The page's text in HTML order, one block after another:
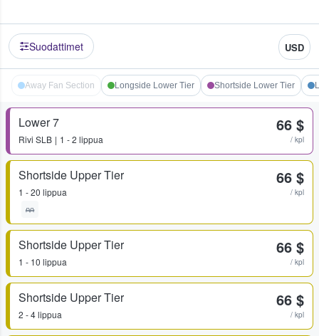
Suodattimet USD
Away Fan Section Longside Lower Tier Shortside Lower Tier
Lower 7
Rivi SLB 1 - 2 lippua
66 $
/ kpl
Shortside Upper Tier
1 - 20 lippua
66 $
/ kpl
Shortside Upper Tier
1 - 10 lippua
66 $
/ kpl
Shortside Upper Tier
2 - 4 lippua
66 $
/ kpl